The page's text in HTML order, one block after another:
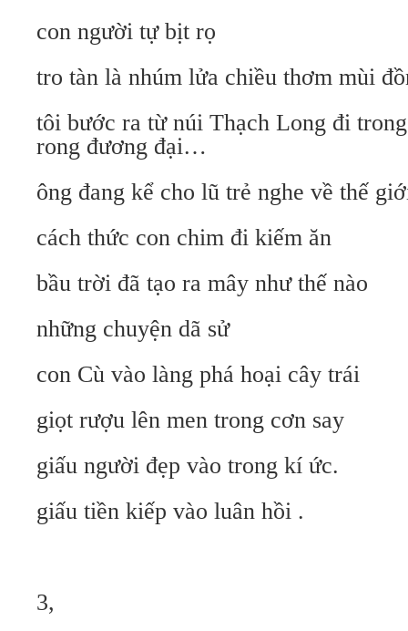
con người tự bịt rọ
tro tàn là nhúm lửa chiều thơm mùi
tôi bước ra từ núi Thạch Long đi
rong đương đại…
ông đang kể cho lũ trẻ nghe về thế
cách thức con chim đi kiếm ăn
bầu trời đã tạo ra mây như thế nào
những chuyện dã sử
con Cù vào làng phá hoại cây trái
giọt rượu lên men trong cơn say
giấu người đẹp vào trong kí ức.
giấu tiền kiếp vào luân hồi .
3,